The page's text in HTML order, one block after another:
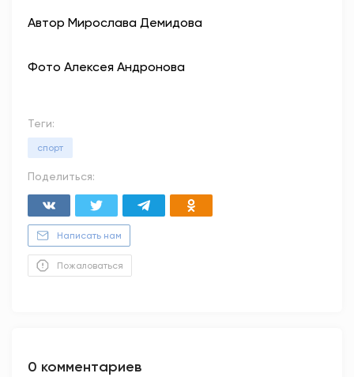
Автор Мирослава Демидова
Фото Алексея Андронова
Теги:
спорт
Поделиться:
Написать нам
Пожаловаться
0 комментариев